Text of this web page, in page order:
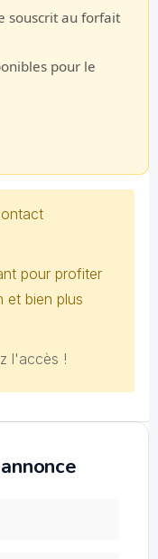
souscrit au forfait
pour le
pour profiter
et bien plus
l'accès !